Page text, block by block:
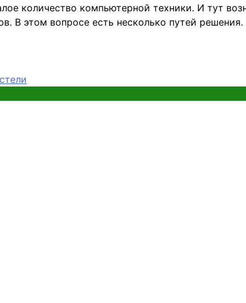
количество компьютерной техники. И тут
В этом вопросе есть несколько путей